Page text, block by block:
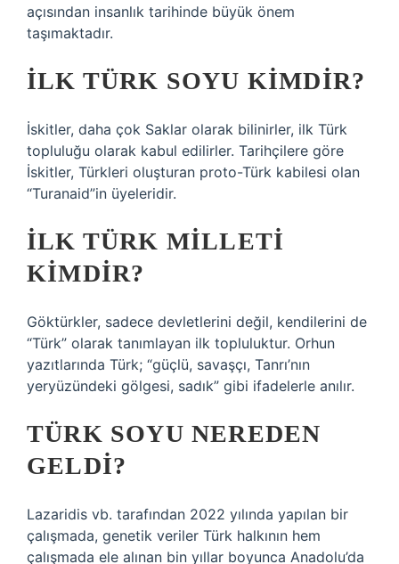
açısından insanlık tarihinde büyük önem
taşımaktadır.
İLK TÜRK SOYU KIMDIR?
İskitler, daha çok Saklar olarak bilinirler, ilk Türk
topluluğu olarak kabul edilirler. Tarihçilere göre
İskitler, Türkleri oluşturan proto-Türk kabilesi olan
“Turanaid”in üyeleridir.
İLK TÜRK MILLETI
KIMDIR?
Göktürkler, sadece devletlerini değil, kendilerini de
“Türk” olarak tanımlayan ilk topluluktur. Orhun
yazıtlarında Türk; “güçlü, savaşçı, Tanrı’nın
yeryüzündeki gölgesi, sadık” gibi ifadelerle anılır.
TÜRK SOYU NEREDEN
GELDI?
Lazaridis vb. tarafından 2022 yılında yapılan bir
çalışmada, genetik veriler Türk halkının hem
çalışmada ele alınan bin yıllar boyunca Anadolu’da